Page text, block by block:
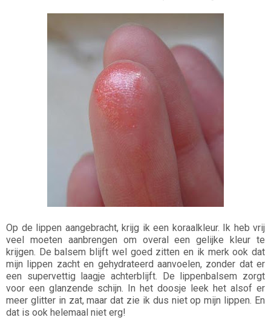
Op de lippen aangebracht, krijg ik een koraalkleur. Ik heb vrij
veel moeten aanbrengen om overal een gelijke kleur te
krijgen. De balsem blijft wel goed zitten en ik merk ook dat
mijn lippen zacht en gehydrateerd aanvoelen, zonder dat er
een supervettig laagje achterblijft. De lippenbalsem zorgt
voor een glanzende schijn. In het doosje leek het alsof er
meer glitter in zat, maar dat zie ik dus niet op mijn lippen. En
dat is ook helemaal niet erg!